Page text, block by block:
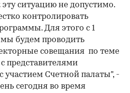
эту ситуацию не допустимо.
контролировать
Для этого с 1
будем проводить
совещания по теме
представителями
участием Счетной палаты", -
сегодня во время